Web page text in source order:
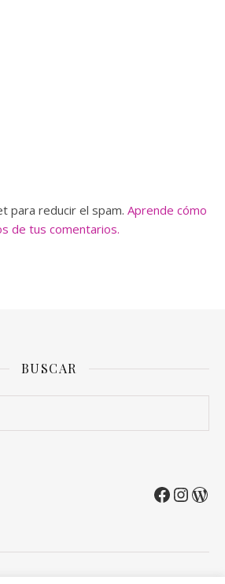
para reducir el spam. Aprende cómo
de tus comentarios.
BUSCAR